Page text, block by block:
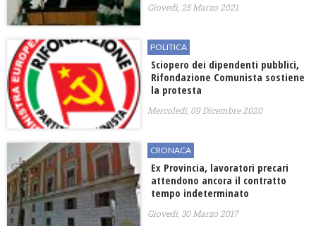
Giovedì, 25 Marzo 2021
POLITICA
Sciopero dei dipendenti pubblici,
Rifondazione Comunista sostiene
la protesta
Mercoledì, 09 Dicembre 2020
CRONACA
Ex Provincia, lavoratori precari
attendono ancora il contratto
tempo indeterminato
Giovedì, 30 Marzo 2017